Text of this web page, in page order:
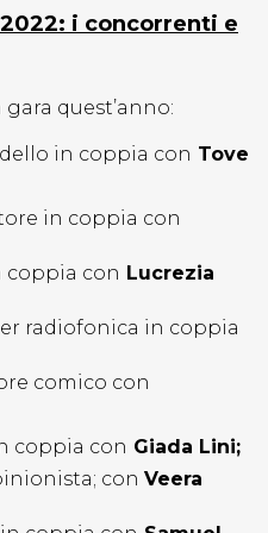
i concorrenti e
quest’anno:
in coppia con Tove
in coppia con
coppia con Lucrezia
radiofonica in coppia
comico con
coppia con Giada Lini;
con Veera